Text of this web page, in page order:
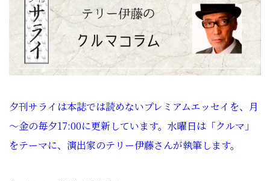
夕刊サライは本誌では読めないプレミアムエッセイを、月
～金の毎夕17:00に更新しています。水曜日は「クルマ」
をテーマに、演出家のテリー伊藤さんが執筆します。